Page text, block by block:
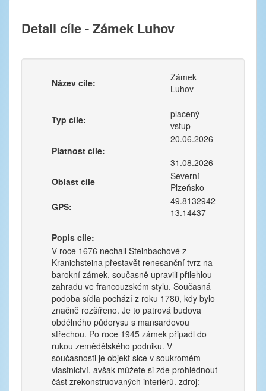
Detail cíle - Zámek Luhov
Název cíle:
Zámek
Luhov
Typ cíle:
placený
vstup
Platnost cíle:
20.06.2026
-
31.08.2026
Oblast cíle
Severní
Plzeňsko
GPS:
49.8132942
13.14437
Popis cíle:
V roce 1676 nechali Steinbachové z
Kranichsteina přestavět renesanční tvrz na
barokní zámek, současně upravili přilehlou
zahradu ve francouzském stylu. Současná
podoba sídla pochází z roku 1780, kdy bylo
značně rozšířeno. Je to patrová budova
obdélného půdorysu s mansardovou
střechou. Po roce 1945 zámek připadl do
rukou zemědělského podniku. V
současnosti je objekt sice v soukromém
vlastnictví, avšak můžete si zde prohlédnout
část zrekonstruovaných interiérů. zdroj: